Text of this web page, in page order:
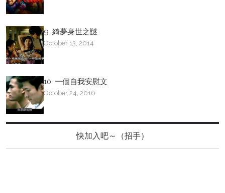
9. 綺夢身世之謎
October 13, 2014
10. 一個自我安慰文
October 24, 2016
快加入吧～（招手）